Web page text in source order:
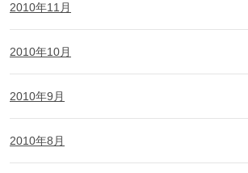
2010年11月
2010年10月
2010年9月
2010年8月